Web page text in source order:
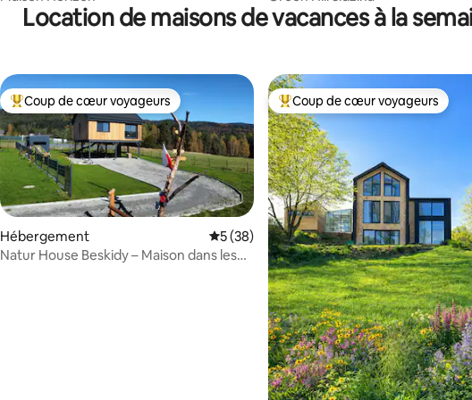
Location de maisons de vacances à la
Coups de cœur voyageurs les plus appréciés
Coup de cœur voyageurs
Hébergement Évaluation moyenne sur la base de 38
5 (38)
Natur House Beskidy – Maison dans les
Coups de cœur voyageurs les
Coup de cœur voyageurs